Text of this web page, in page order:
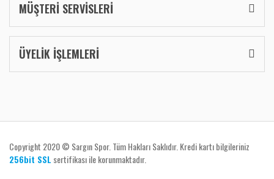
MÜŞTERİ SERVİSLERİ
ÜYELİK İŞLEMLERİ
Copyright 2020 © Sargın Spor. Tüm Hakları Saklıdır. Kredi kartı bilgileriniz
256bit SSL sertifikası ile korunmaktadır.